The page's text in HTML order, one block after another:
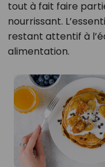
tout à fait faire
nourrissant.
restant attentif à
alimentation.